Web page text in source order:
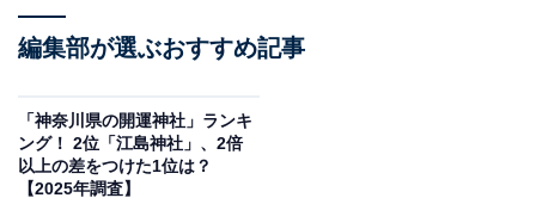
回答者からは「白い御守りもお受けしたいですし、気の
／埼玉県）、「自然の力を大きく感じられそうで憧れて
います」（60代女性／静岡県）、「1番好きです。パワ
ーがとてもあり、強くなれます」（30代女性／埼玉県）
編集部が選ぶおすすめ記事
「神奈川県の開運神社」ランキ
ング！ 2位「江島神社」、2倍
以上の差をつけた1位は？
【2025年調査】